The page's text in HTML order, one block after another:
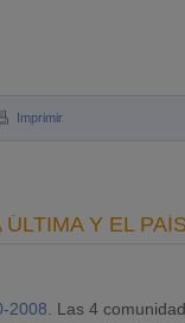
Imprimir
Y EL
2008 . Las 4